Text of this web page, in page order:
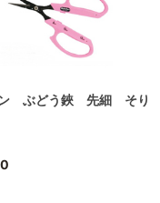
ぶどう鋏 先細 そり